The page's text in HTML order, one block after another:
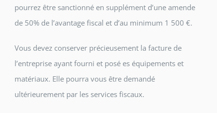
pourrez être sanctionné en supplément d’une amende
de 50% de l’avantage fiscal et d’au minimum 1 500 €.
Vous devez conserver précieusement la facture de
l’entreprise ayant fourni et posé es équipements et
matériaux. Elle pourra vous être demandé
ultérieurement par les services fiscaux.